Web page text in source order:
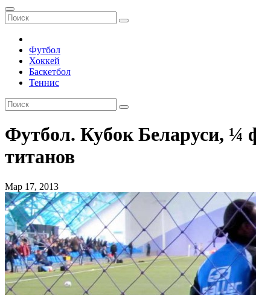
Футбол
Хоккей
Баскетбол
Теннис
Футбол. Кубок Беларуси,
титанов
Мар 17, 2013